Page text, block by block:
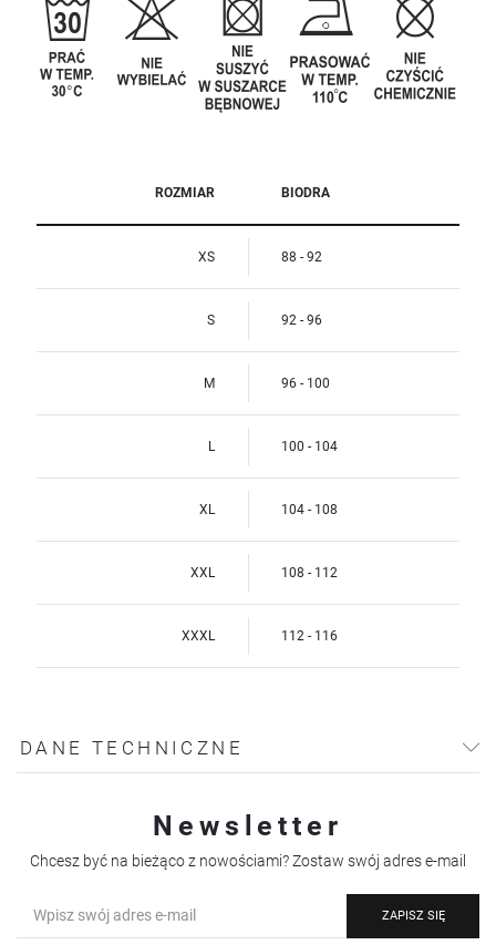
ROZMIAR BIODRA
XS 88 - 92
S 92 - 96
M 96 - 100
L 100 - 104
XL 104 - 108
XXL 108 - 112
XXXL 112 - 116
DANE TECHNICZNE
Newsletter
Chcesz być na bieżąco z nowościami? Zostaw swój adres e-mail
ZAPISZ SIĘ